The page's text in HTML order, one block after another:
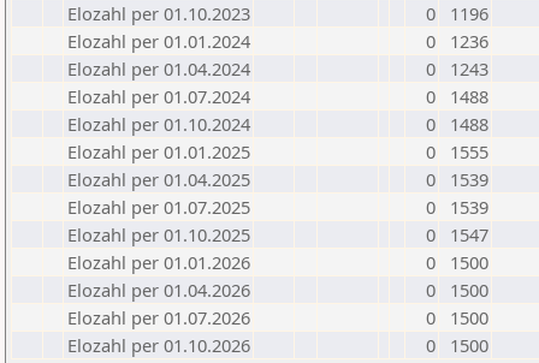
Elozahl per 01.10.2023
0
1196
Elozahl per 01.01.2024
0
1236
Elozahl per 01.04.2024
0
1243
Elozahl per 01.07.2024
0
1488
Elozahl per 01.10.2024
0
1488
Elozahl per 01.01.2025
0
1555
Elozahl per 01.04.2025
0
1539
Elozahl per 01.07.2025
0
1539
Elozahl per 01.10.2025
0
1547
Elozahl per 01.01.2026
0
1500
Elozahl per 01.04.2026
0
1500
Elozahl per 01.07.2026
0
1500
Elozahl per 01.10.2026
0 1500